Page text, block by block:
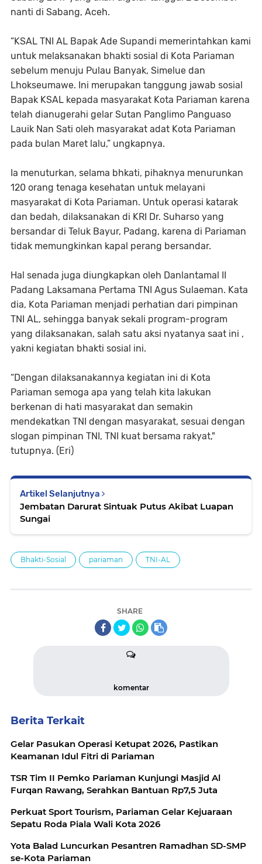
nanti di Sabang, Aceh.
“KSAL TNI AL Bapak Ade Supandi memerintahkan kami
untuk melaksanakan bhakti sosial di Kota Pariaman
sebelum menuju Pulau Banyak, Simelue dan
Lhokseumawe. Ini merupakan tanggung jawab sosial
Bapak KSAL kepada masyarakat Kota Pariaman karena
telah dianugerahi gelar Sutan Panglimo Panguaso
Lauik Nan Sati oleh masyarakat adat Kota Pariaman
pada bulan Maret lalu,” ungkapnya.
Ia menuturkan, selama bhkati, pihaknya menurunkan
120 orang tenaga kesehatan untuk melayani
masyarakat di Kota Pariaman. Untuk operasi katarak
dan bedah, dilaksanakan di KRI Dr. Suharso yang
bersandar di Teluk Bayur, Padang, karena di Pariaman
tidak memungkinkan kapal perang bersandar.
Hal senada juga diungkapkan oleh Danlantamal II
Padang Laksamana Pertama TNI Agus Sulaeman. Kata
dia, Kota Pariaman menjadi perhatian dari pimpinan
TNI AL, sehingga banyak sekali program-program
yang dilaksanakan, salah satu aksi nyatanya saat ini ,
yakni kegiatan bhakti sosial ini.
“Dengan dilaksanakannya kegiatan ini di Kota
Pariaman semoga apa yang telah kita lakukan
berkenan di hati masyarakat dan semakin
mendekatkan TNI dengan masyarakat, sesuai dengan
slogan pimpinan TNI, TNI kuat bersama rakyat,"
tutupnya. (Eri)
Artikel Selanjutnya
Jembatan Darurat Sintuak Putus Akibat Luapan
Sungai
Bhakti-Sosial pariaman TNI-AL
SHARE
komentar
Berita Terkait
Gelar Pasukan Operasi Ketupat 2026, Pastikan
Keamanan Idul Fitri di Pariaman
TSR Tim II Pemko Pariaman Kunjungi Masjid Al
Furqan Rawang, Serahkan Bantuan Rp7,5 Juta
Perkuat Sport Tourism, Pariaman Gelar Kejuaraan
Sepatu Roda Piala Wali Kota 2026
Yota Balad Luncurkan Pesantren Ramadhan SD-SMP
se-Kota Pariaman